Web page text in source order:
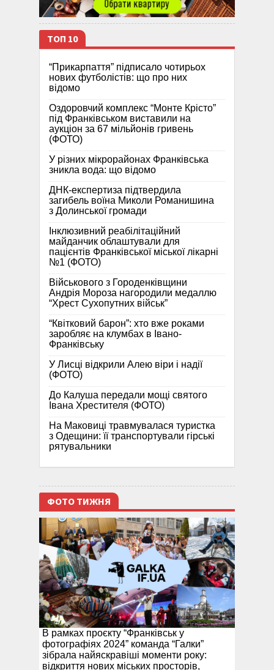
ТОП 10
“Прикарпаття” підписало чотирьох
нових футболістів: що про них
відомо
Оздоровчий комплекс “Монте Крісто”
під Франківськом виставили на
аукціон за 67 мільйонів гривень
(ФОТО)
У різних мікрорайонах Франківська
зникла вода: що відомо
ДНК-експертиза підтвердила
загибель воїна Миколи Романишина
з Долинської громади
Інклюзивний реабілітаційний
майданчик облаштували для
пацієнтів Франківської міської лікарні
№1 (ФОТО)
Військового з Городенківщини
Андрія Мороза нагородили медаллю
“Хрест Сухопутних військ”
“Квітковий барон”: хто вже роками
заробляє на клумбах в Івано-
Франківську
У Лисці відкрили Алею віри і надії
(ФОТО)
До Калуша передали мощі святого
Івана Хрестителя (ФОТО)
На Маковиці травмувалася туристка
з Одещини: її транспортували гірські
рятувальники
ФОТО ТИЖНЯ
В рамках проєкту “Франківськ у
фотографіях 2024” команда “Галки”
зібрала найяскравіші моменти року:
відкриття нових міських просторів,